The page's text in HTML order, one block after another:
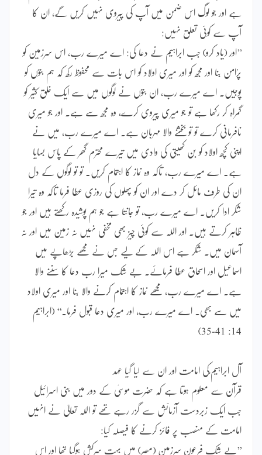
ہے اور جو لوگ اس ضمن میں آپ کی پیروی نہیں کریں گے، ان کا
آپ سے کوئی تعلق نہیں:
’’اور (یاد کرو) جب ابراہیم نے دعا کی: اے میرے رب، اس سرزمین کو
پرُامن بنا اور مجھ کو اور میری اولاد کو اس بات سے محفوظ رکھ کہ ہم بتوں کو
پوجیں۔ اے میرے رب، ان بتوں نے لوگوں میں سے ایک خلق کثیر کو
گمراہ کر رکھا ہے تو جو میری پیروی کرے، وہ مجھ سے ہے۔ اور جو میری
نافرمانی کرے تو تو بخشنے والا مہربان ہے۔ اے میرے رب، میں نے
اپنی کچھ اولاد کو بن کھیتی کی وادی میں تیرے محترم گھر کے پاس بسایا
ہے۔ اے میرے رب، تاکہ وہ نماز کا اہتمام کریں۔ تو تو لوگوں کے دل
ان کی طرف مائل کر دے اور ان کو پھلوں کی روزی عطا فرما تاکہ وہ تیرا
شکر ادا کریں۔ اے میرے رب، تو جانتا ہے جو ہم پوشیدہ رکھتے ہیں اور جو
ظاہر کرتے ہیں۔ اور اللہ سے کوئی چیز بھی مخفی نہیں نہ زمین میں اور نہ
آسمان میں۔ شکر ہے اس اللہ کے لیے جس نے مجھے بڑھاپے میں
اسماعیل اور اسحاق عطا فرمائے۔ بے شک میرا رب دعا کا سننے والا
ہے۔ اے میرے رب، مجھے نماز کا اہتمام کرنے والا بنا اور میری اولاد
میں سے بھی۔ اے میرے رب، اور میری دعا قبول فرما۔‘‘ (ابراہیم
14: 41-35)
آل ابراہیم ؑکی امامت اور ان سے لیا گیا عہد
قرآن سے معلوم ہوتا ہے کہ حضرت موسیٰ کے دور میں بنی اسرائیل
جب ایک زبردست آزمائش سے گزر رہے تھے تو اللہ تعالیٰ نے انہیں
امامت کے منصب پر فائز کرنے کا فیصلہ کیا:
’’بے شک فرعون سرزمین (مصر) میں بہت سرکش ہوگیا تھا اور اس